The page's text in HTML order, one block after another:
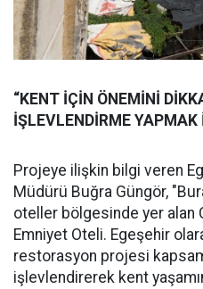
“KENT İÇİN ÖNEMİNİ
İŞLEVLENDİRME YAPMAK
Projeye ilişkin bilgi veren
Müdürü Buğra Güngör,
oteller bölgesinde yer alan
Emniyet Oteli. Egeşehir
restorasyon projesi
işlevlendirerek kent